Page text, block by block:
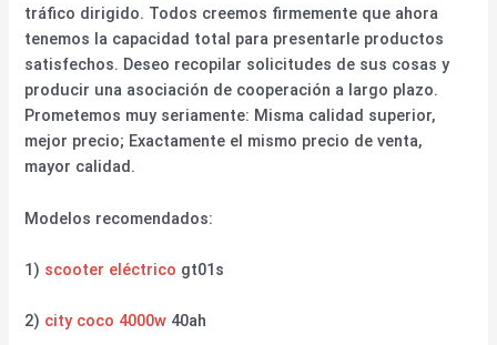
tráfico dirigido. Todos creemos firmemente que ahora
tenemos la capacidad total para presentarle productos
satisfechos. Deseo recopilar solicitudes de sus cosas y
producir una asociación de cooperación a largo plazo.
Prometemos muy seriamente: Misma calidad superior,
mejor precio; Exactamente el mismo precio de venta,
mayor calidad.
Modelos recomendados:
1) scooter eléctrico gt01s
2) city coco 4000w 40ah